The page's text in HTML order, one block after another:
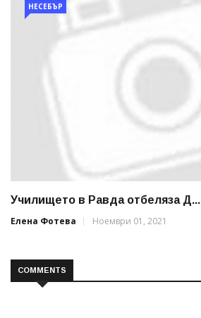
НЕСЕБЪР
Училището в Равда отбеляза Д...
Елена Фотева
Ноември 01, 2021
COMMENTS